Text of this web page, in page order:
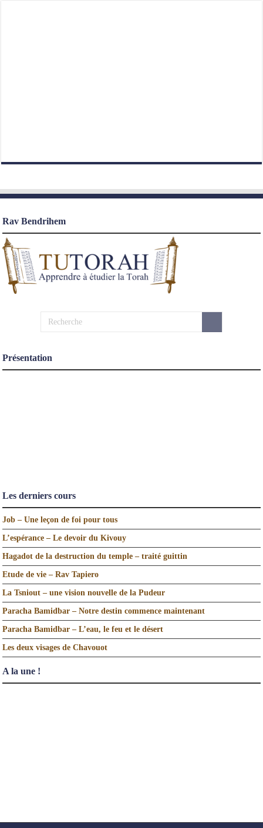
Rav Bendrihem
Présentation
Les derniers cours
Job – Une leçon de foi pour tous
L’espérance – Le devoir du Kivouy
Hagadot de la destruction du temple – traité guittin
Etude de vie – Rav Tapiero
La Tsniout – une vision nouvelle de la Pudeur
Paracha Bamidbar – Notre destin commence maintenant
Paracha Bamidbar – L’eau, le feu et le désert
Les deux visages de Chavouot
A la une !